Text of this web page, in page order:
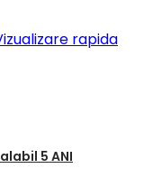
rapida
5 ANI